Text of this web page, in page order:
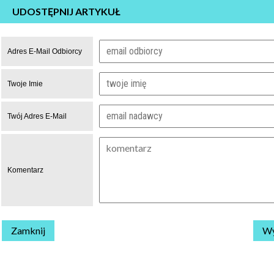
UDOSTĘPNIJ ARTYKUŁ
Adres E-Mail Odbiorcy
Twoje Imie
Twój Adres E-Mail
Komentarz